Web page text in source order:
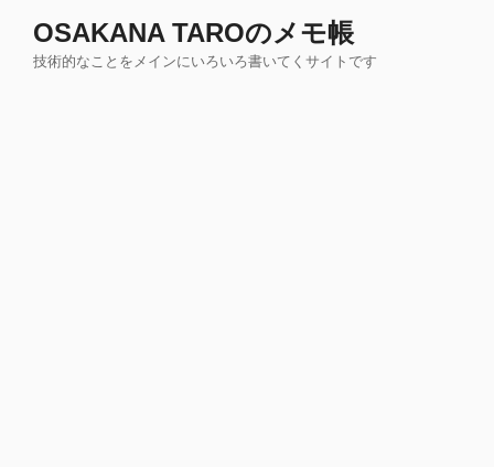
OSAKANA TAROのメモ帳
技術的なことをメインにいろいろ書いてくサイトです